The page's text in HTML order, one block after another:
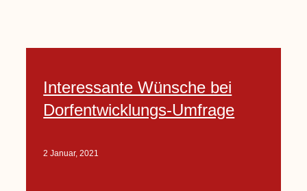
Interessante Wünsche bei
Dorfentwicklungs-Umfrage
2 Januar, 2021